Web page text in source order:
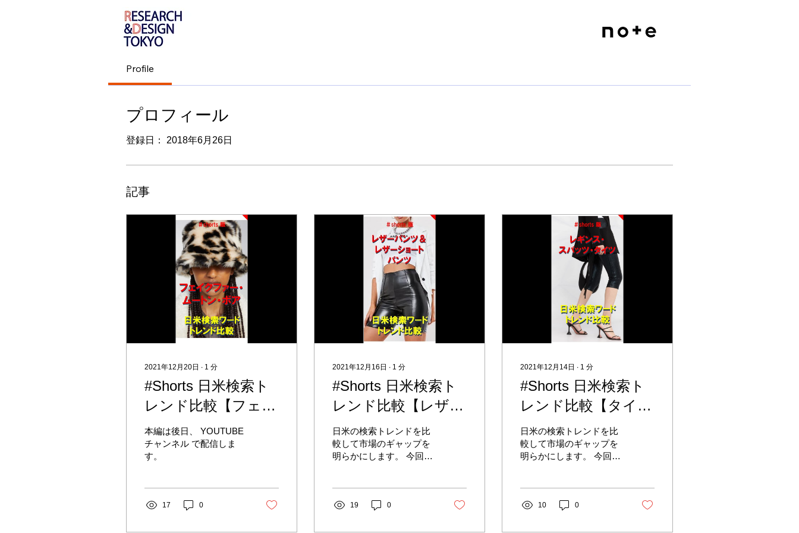
Profile
プロフィール
登録日： 2018年6月26日
記事
2021年12月20日 ∙ 1 分
#Shorts 日米検索ト
レンド比較【フェイ
クファー、ムート
ン、ボア】（無音で
す）
本編は後日、 YOUTUBE
チャンネル で配信しま
す。
17 0
2021年12月16日 ∙ 1 分
#Shorts 日米検索ト
レンド比較【レザー
パンツ、レザーパン
ツ ショート】 （無
音です） Leather
Pants、Leather
shorts
日米の検索トレンドを比
較して市場のギャップを
明らかにします。 今回は
可視化したレポートで
YouTubeチャンネルで解
19 0
2021年12月14日 ∙ 1 分
#Shorts 日米検索ト
レンド比較【タイ
ツ・レギンス・スパ
ッツ 第2回 】（無音
です）
日米の検索トレンドを比
較して市場のギャップを
明らかにします。 今回は
です。 本編 はYouTubeチ
す。 よろしければチャン
10 0